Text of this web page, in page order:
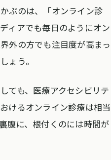
ぶのは、「オンライン診
ィアでも毎日のようにオン
外の方でも注目度が高まっ
ょう。
ても、医療アクセシビリテ
けるオンライン診療は相当
腹に、根付くのには時間が